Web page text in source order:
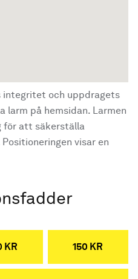
integritet och uppdragets
larm på hemsidan. Larmen
för att säkerställa
visar en
KR 150 KR